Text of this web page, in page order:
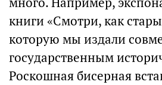
книги «Смотри, как
которую мы издали
государственным
Роскошная бисерная